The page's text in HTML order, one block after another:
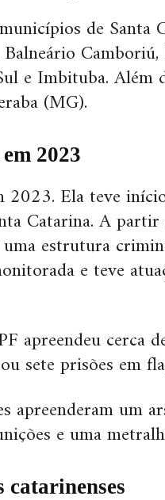
de Santa
e Imbituba. Além
(MG).
2023
Ela teve
Catarina. A partir
estrutura
e teve
apreendeu cerca
sete prisões em
apreenderam um
e uma
catarinenses